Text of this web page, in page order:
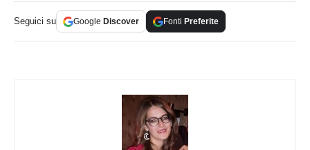
Seguici su Google Discover Fonti Preferite